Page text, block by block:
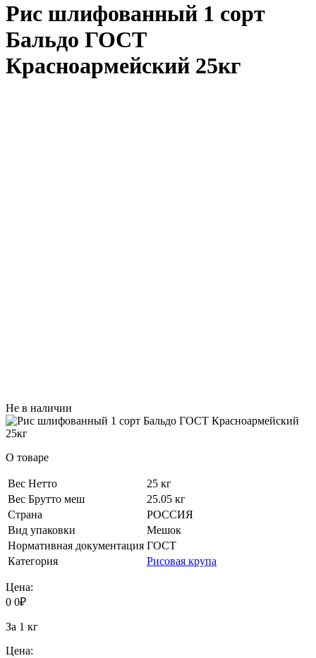
Рис шлифованный 1 сорт
Бальдо ГОСТ
Красноармейский 25кг
Не в наличии
О товаре
Вес Нетто
25 кг
Вес Брутто меш
25.05 кг
Страна
РОССИЯ
Вид упаковки
Мешок
Нормативная документация ГОСТ
Категория
Рисовая крупа
Цена:
0 0₽
За 1 кг
Цена: